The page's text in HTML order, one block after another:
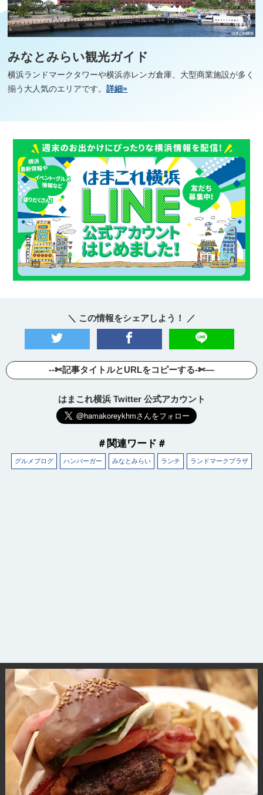
みなとみらい観光ガイド
横浜ランドマークタワーや横浜赤レンガ倉庫、大型商業施設が多く
揃う大人気のエリアです。詳細»
＼ この情報をシェアしよう！ ／
--✄記事タイトルとURLをコピーする-✄—
はまこれ横浜 Twitter 公式アカウント
＃関連ワード＃
グルメブログ ハンバーガー みなとみらい ランチ ランドマークプラザ